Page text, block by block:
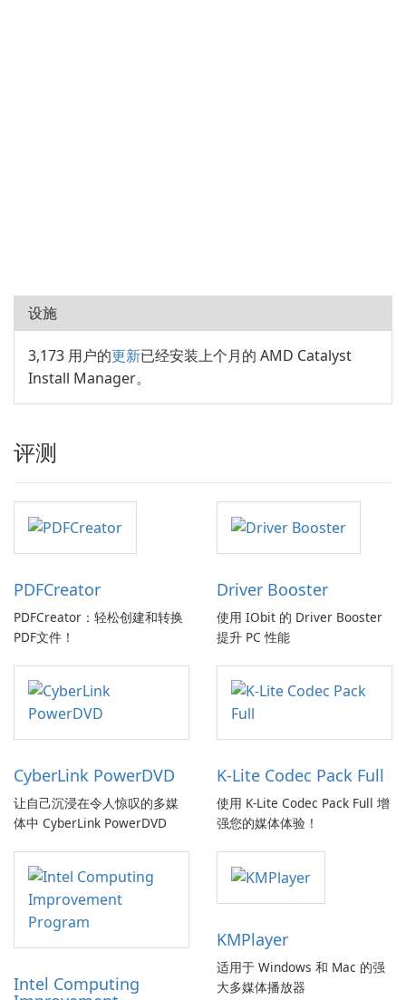
设施
3,173 用户的更新已经安装上个月的 AMD Catalyst
Install Manager。
评测
PDFCreator
PDFCreator：轻松创建和转换
PDF文件！
Driver Booster
使用 IObit 的 Driver Booster
提升 PC 性能
CyberLink PowerDVD
让自己沉浸在令人惊叹的多媒
体中 CyberLink PowerDVD
K-Lite Codec Pack Full
使用 K-Lite Codec Pack Full 增
强您的媒体体验！
Intel Computing
KMPlayer
适用于 Windows 和 Mac 的强
大多媒体播放器